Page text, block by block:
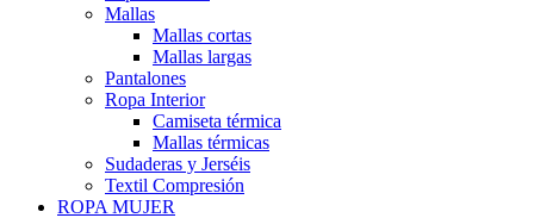
Mallas
Mallas cortas
Mallas largas
Pantalones
Ropa Interior
Camiseta térmica
Mallas térmicas
Sudaderas y Jerséis
Textil Compresión
ROPA MUJER